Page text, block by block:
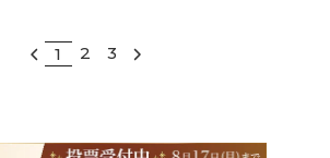
1 2 3